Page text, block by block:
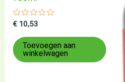
Gewaardeerd
uit
5
€ 10,53
Toevoegen aan
winkelwagen